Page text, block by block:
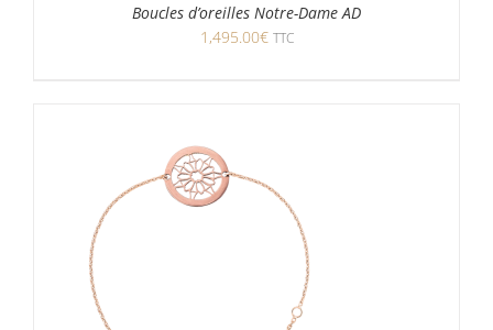
Boucles d’oreilles Notre-Dame AD
1,495.00€ TTC